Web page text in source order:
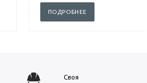
ПОДРОБНЕЕ
Своя